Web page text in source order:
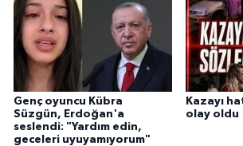
Genç oyuncu Kübra
Süzgün, Erdoğan'a
seslendi: "Yardım edin,
geceleri uyuyamıyorum"
Kazayı
olay oldu